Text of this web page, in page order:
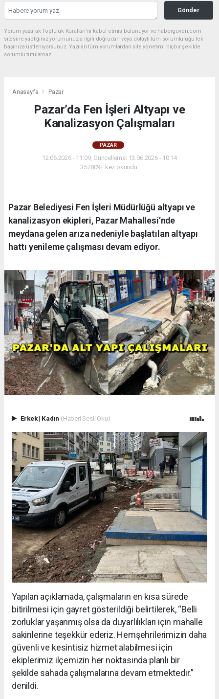
Gönder
Yorum yazarak Topluluk Kuralları’nı kabul etmiş bulunuyor ve haberguven.com
sitesine yaptığınız yorumunuzla ilgili doğrudan veya dolaylı tüm sorumluluğu tek
başınıza üstleniyorsunuz. Yazılan tüm yorumlardan site yönetimi hiçbir şekilde
sorumlu tutulamaz.
Anasayfa Pazar
Pazar’da Fen İşleri Altyapı ve
Kanalizasyon Çalışmaları
PAZAR
12.06.2026 - 11:09, Güncelleme: 13.06.2026 - 10:14
357809+ kez okundu.
Pazar Belediyesi Fen İşleri Müdürlüğü altyapı ve
kanalizasyon ekipleri, Pazar Mahallesi’nde
meydana gelen arıza nedeniyle başlatılan altyapı
hattı yenileme çalışması devam ediyor.
Erkek| Kadın (Haberi Sesli Oku)
Yapılan açıklamada, çalışmaların en kısa sürede
bitirilmesi için gayret gösterildiği belirtilerek, “Belli
zorluklar yaşanmış olsa da duyarlılıkları için mahalle
sakinlerine teşekkür ederiz. Hemşehrilerimizin daha
güvenli ve kesintisiz hizmet alabilmesi için
ekiplerimiz ilçemizin her noktasında planlı bir
şekilde sahada çalışmalarına devam etmektedir.”
denildi.